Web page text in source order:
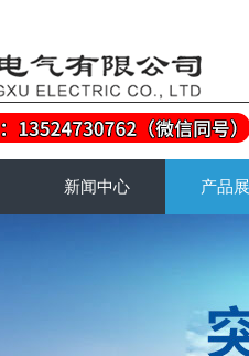
新闻中心 产品